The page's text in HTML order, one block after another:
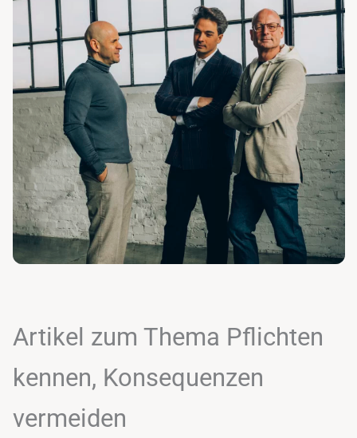
Artikel zum Thema Pflichten
kennen, Konsequenzen
vermeiden